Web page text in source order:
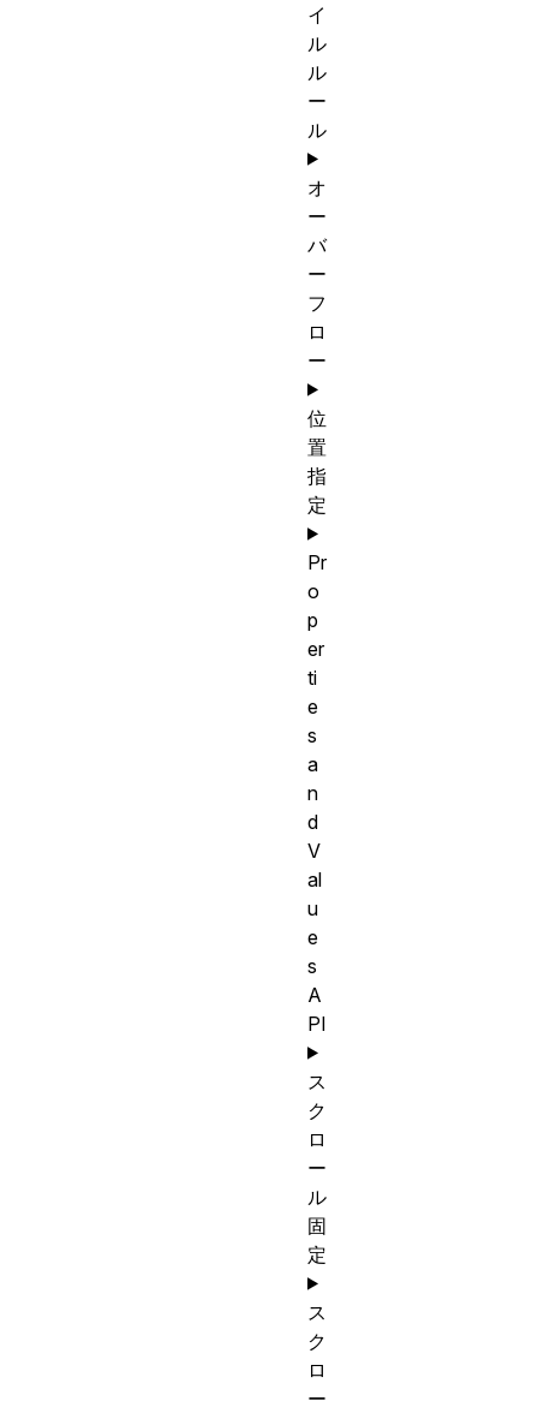
イ
ル
ル
ー
ル
オ
ー
バ
ー
フ
ロ
ー
位
置
指
定
Pr
o
p
er
ti
e
s
a
n
d
V
al
u
e
s
A
PI
ス
ク
ロ
ー
ル
固
定
ス
ク
ロ
ー